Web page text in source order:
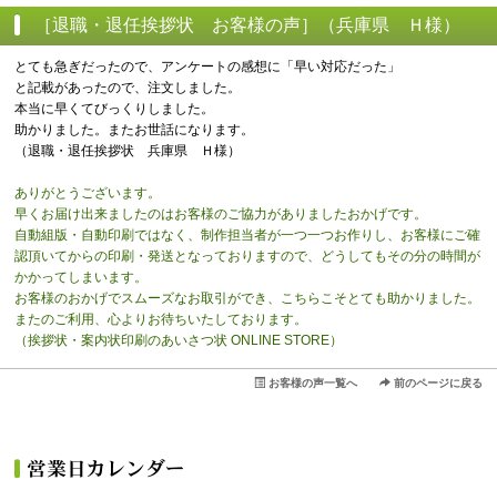
［退職・退任挨拶状 お客様の声］（兵庫県 Ｈ様）
とても急ぎだったので、アンケートの感想に「早い対応だった」
と記載があったので、注文しました。
本当に早くてびっくりしました。
助かりました。またお世話になります。
（退職・退任挨拶状 兵庫県 Ｈ様）
ありがとうございます。
早くお届け出来ましたのはお客様のご協力がありましたおかげです。
自動組版・自動印刷ではなく、制作担当者が一つ一つお作りし、お客様にご確
認頂いてからの印刷・発送となっておりますので、どうしてもその分の時間が
かかってしまいます。
お客様のおかげでスムーズなお取引ができ、こちらこそとても助かりました。
またのご利用、心よりお待ちいたしております。
（挨拶状・案内状印刷のあいさつ状 ONLINE STORE）
お客様の声一覧へ 前のページに戻る